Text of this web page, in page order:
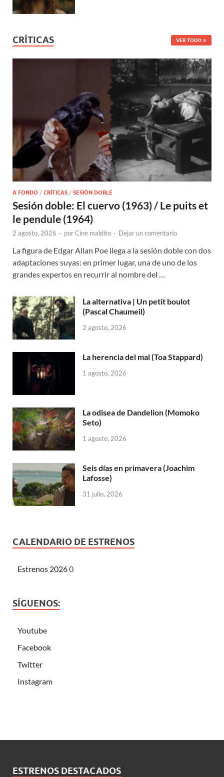
CRÍTICAS VER TODO
A FONDO / CRÍTICAS / SESIÓN DOBLE
Sesión doble: El cuervo (1963) / Le puits et
le pendule (1964)
2 agosto, 2026 - porCine maldito - Dejar un comentario
La figura de Edgar Allan Poe llega a la sesión doble con dos
adaptaciones suyas: en primer lugar, una de uno de los
grandes expertos en recurrir al nombre del …
La alternativa | Un petit boulot
(Pascal Chaumeil)
2 agosto, 2026
La herencia del mal (Toa Stappard)
1 agosto, 2026
La odisea de Dandelion (Momoko
Seto)
1 agosto, 2026
Seis días en primavera (Joachim
Lafosse)
31 julio, 2026
CALENDARIO DE ESTRENOS
Estrenos 20260
SÍGUENOS:
Youtube
Facebook
Twitter
Instagram
ESTRENOS DESTACADOS